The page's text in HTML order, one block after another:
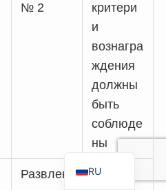
№ 2
критери
и
вознагра
ждения
должны
быть
соблюде
ны
Развлек
Важно
RU
JA
EN
TW
ZH
IT
ES